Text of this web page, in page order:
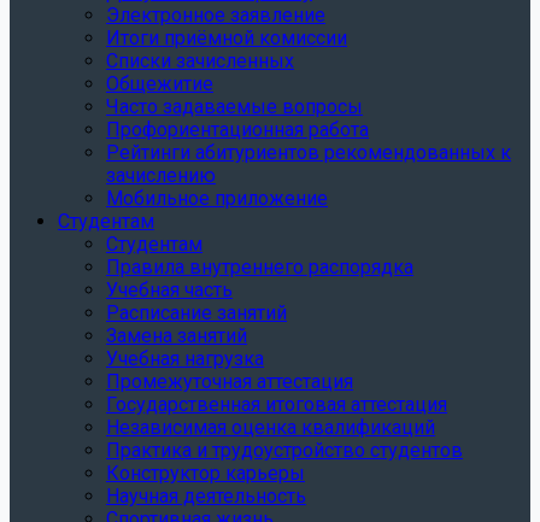
Электронное заявление
Итоги приёмной комиссии
Списки зачисленных
Общежитие
Часто задаваемые вопросы
Профориентационная работа
Рейтинги абитуриентов рекомендованных к
зачислению
Мобильное приложение
Студентам
Студентам
Правила внутреннего распорядка
Учебная часть
Расписание занятий
Замена занятий
Учебная нагрузка
Промежуточная аттестация
Государственная итоговая аттестация
Независимая оценка квалификаций
Практика и трудоустройство студентов
Конструктор карьеры
Научная деятельность